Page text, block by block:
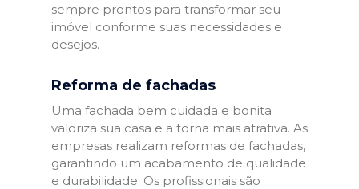
sempre prontos para transformar seu
imóvel conforme suas necessidades e
desejos.
Reforma de fachadas
Uma fachada bem cuidada e bonita
valoriza sua casa e a torna mais atrativa. As
empresas realizam reformas de fachadas,
garantindo um acabamento de qualidade
e durabilidade. Os profissionais são